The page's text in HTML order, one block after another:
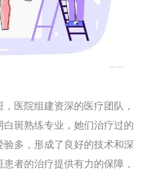
医院组建资深的医疗团队，
斑熟练专业，她们治疗过的
多，形成了良好的技术和深
者的治疗提供有力的保障，